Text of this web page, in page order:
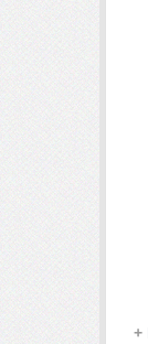
+